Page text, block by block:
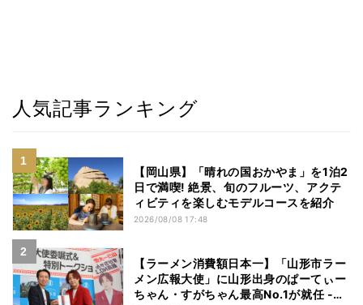
人気記事ランキング
【岡山県】「晴れの国おかやま」を1泊2
日で満喫! 絶景、旬のフルーツ、アクテ
ィビティを楽しむモデルコースを紹介
2026/08/08 17:48
【ラーメン消費額日本一】「山形市ラー
メン広報大使」に山形出身のぱーてぃー
ちゃん・すがちゃん最高No.1が就任 -